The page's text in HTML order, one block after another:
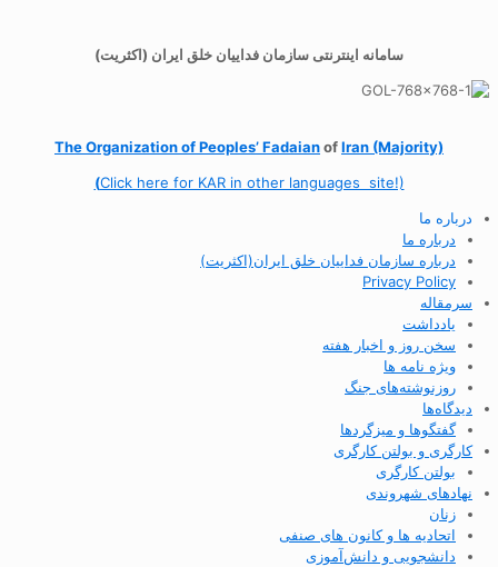
سامانه اینترنتی سازمان فداییان خلق ایران (اکثریت)
The Organization ofPeoples’ FadaianofIran (Majority)
(Click here for KAR in other languages site!)
درباره ما
درباره ما
درباره سازمان فداییان خلق ایران(اکثریت)
Privacy Policy
سرمقاله
یادداشت
سخن روز و اخبار هفته
ویژه نامه ها
روزنوشته‌های جنگ
دیدگاه‌ها
گفتگوها و میزگردها
کارگری و بولتن کارگری
بولتن کارگری
نهادهای شهروندی
زنان
اتحادیه ها و کانون های صنفی
دانشجویی و دانش‌آموزی